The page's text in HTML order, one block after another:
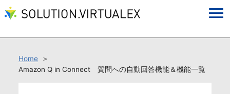
Home
Amazon Q in Connect 質問への自動回答機能＆機能一覧